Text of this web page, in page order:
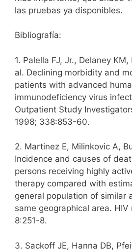
las pruebas ya disponibles.
Bibliografía:
1. Palella FJ, Jr., Delaney
al. Declining morbidity and
patients with advanced
immunodeficiency virus
Outpatient Study
1998; 338:853-60.
2. Martinez E, Milinkovic A,
Incidence and causes of
persons receiving highly
therapy compared with
general population of similar
same geographical area.
8:251-8.
3. Sackoff JE, Hanna DB,